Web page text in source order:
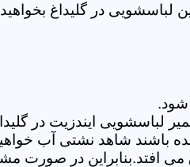
در گلیداغ
لباسشویی ایندزیت در
باشند شاهد نشتی آب
افتد.بنابراین در صورت